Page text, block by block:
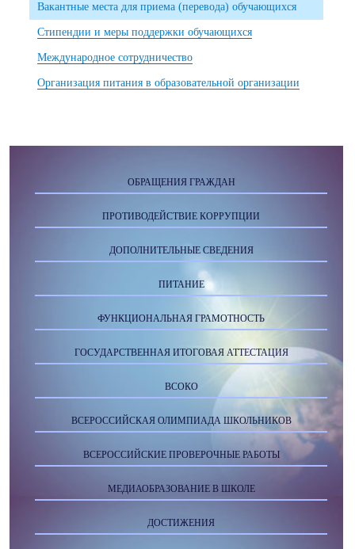
Вакантные места для приема (перевода) обучающихся
Стипендии и меры поддержки обучающихся
Международное сотрудничество
Организация питания в образовательной организации
ОБРАЩЕНИЯ ГРАЖДАН
ПРОТИВОДЕЙСТВИЕ КОРРУПЦИИ
ДОПОЛНИТЕЛЬНЫЕ СВЕДЕНИЯ
ПИТАНИЕ
ФУНКЦИОНАЛЬНАЯ ГРАМОТНОСТЬ
ГОСУДАРСТВЕННАЯ ИТОГОВАЯ АТТЕСТАЦИЯ
ВСОКО
ВСЕРОССИЙСКАЯ ОЛИМПИАДА ШКОЛЬНИКОВ
ВСЕРОССИЙСКИЕ ПРОВЕРОЧНЫЕ РАБОТЫ
МЕДИАОБРАЗОВАНИЕ В ШКОЛЕ
ДОСТИЖЕНИЯ